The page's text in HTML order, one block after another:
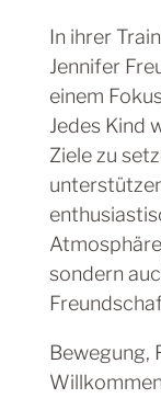
In ihrer
Jennifer
einem
Jedes Kind
Ziele zu
sondern
Bewegung,